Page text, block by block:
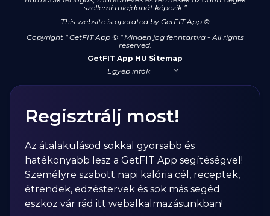
szellemi tulajdonát képezik.”
This website is operated by GetFIT App ©
Copyright " GetFIT App © " Minden jog fenntartva - All rights
reserved.
GetFIT App HU Sitemap
Egyéb infók
Regisztrálj most!
Az átalakulásod sokkal gyorsabb és
hatékonyabb lesz a GetFIT App segítéségvel!
Személyre szabott napi kalória cél, receptek,
étrendek, edzéstervek és sok más segéd
eszköz vár rád itt webalkalmazásunkban!